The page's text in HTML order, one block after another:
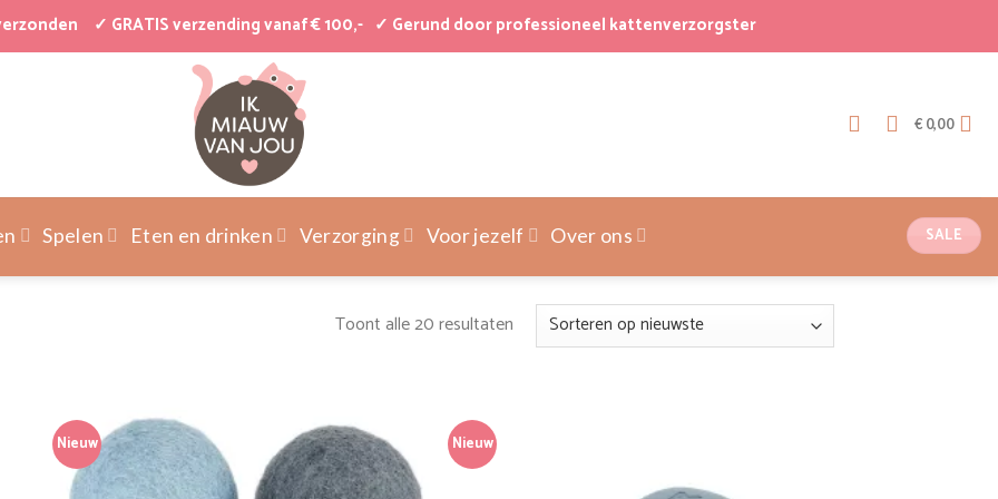
✓ GRATIS verzending vanaf € 100,- ✓ Gerund door professioneel kattenverzorgster
€ 0,00
Spelen Eten en drinken Verzorging Voor jezelf Over ons SALE
Toont alle 20 resultatenGesorteerd
Nieuw Nieuw